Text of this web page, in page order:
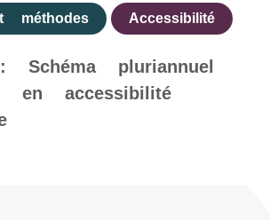
méthodes Accessibilité
Schéma pluriannuel
en accessibilité